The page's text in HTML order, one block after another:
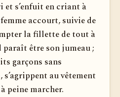
et s’enfuit en criant à
accourt, suivie de
la fil­lette de tout à
paraît être son jumeau ;
garçons sans
au vêtement
peine marcher.